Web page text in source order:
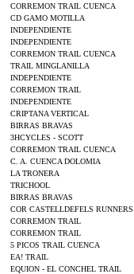
CORREMON TRAIL CUENCA
CD GAMO MOTILLA
INDEPENDIENTE
INDEPENDIENTE
CORREMON TRAIL CUENCA
TRAIL MINGLANILLA
INDEPENDIENTE
CORREMON TRAIL
INDEPENDIENTE
CRIPTANA VERTICAL
BIRRAS BRAVAS
3HCYCLES - SCOTT
CORREMON TRAIL CUENCA
C. A. CUENCA DOLOMIA
LA TRONERA
TRICHOOL
BIRRAS BRAVAS
COR CASTELLDEFELS RUNNERS
CORREMON TRAIL
CORREMON TRAIL
5 PICOS TRAIL CUENCA
EA! TRAIL
EQUION - EL CONCHEL TRAIL